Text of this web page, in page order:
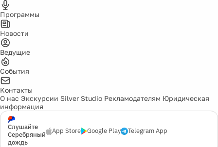
Программы
Новости
Ведущие
События
Контакты
О нас Экскурсии Silver Studio Рекламодателям Юридическая
информация
Слушайте
Серебряный
дождь
App Store Google Play Telegram App